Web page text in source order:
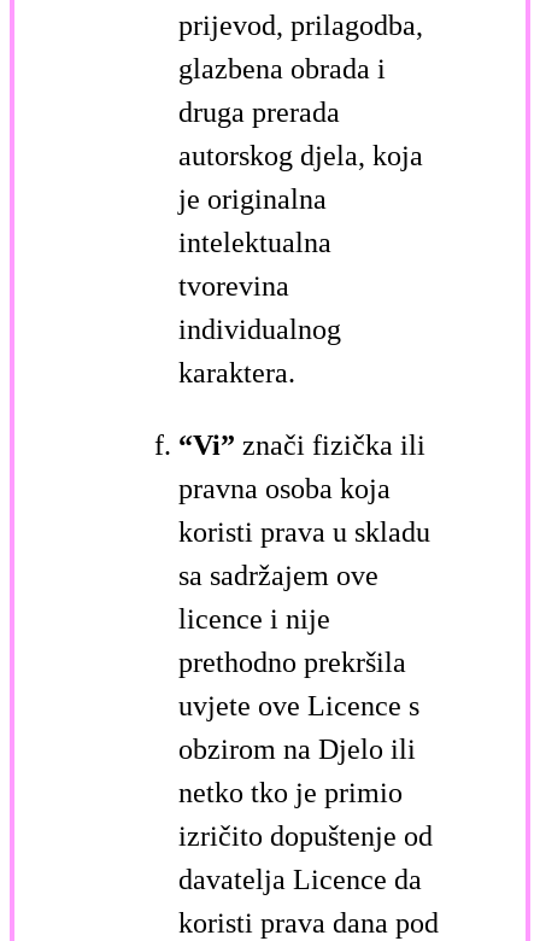
prijevod, prilagodba,
glazbena obrada i
druga prerada
autorskog djela, koja
je originalna
intelektualna
tvorevina
individualnog
karaktera.
“Vi” znači fizička ili
pravna osoba koja
koristi prava u skladu
sa sadržajem ove
licence i nije
prethodno prekršila
uvjete ove Licence s
obzirom na Djelo ili
netko tko je primio
izričito dopuštenje od
davatelja Licence da
koristi prava dana pod